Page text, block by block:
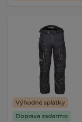
Výhodné splátky
Doprava zadarmo